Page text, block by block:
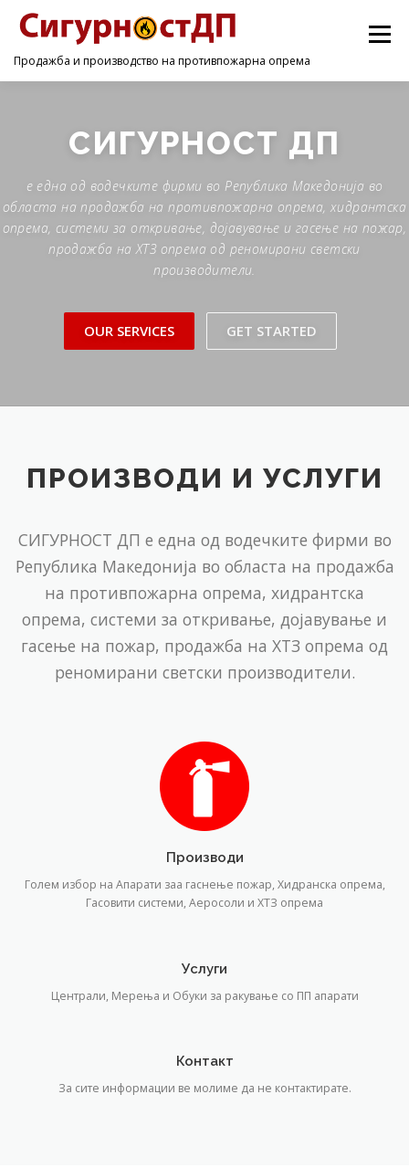
Продажба и производство на противпожарна опрема
Menu
СИГУРНОСТ ДП
е една од водечките фирми во Република Македонија во
областа на продажба на противпожарна опрема, хидрантска
опрема, системи за откривање, дојавување и гасење на пожар,
продажба на ХТЗ опрема од реномирани светски
производители.
OUR SERVICES GET STARTED
ПРОИЗВОДИ И УСЛУГИ
СИГУРНОСТ ДП е една од водечките фирми во
Република Македонија во областа на продажба
на противпожарна опрема, хидрантска
опрема, системи за откривање, дојавување и
гасење на пожар, продажба на ХТЗ опрема од
реномирани светски производители.
Производи
Голем избор на Апарати заа гаснење пожар, Хидранска опрема,
Гасовити системи, Аеросоли и ХТЗ опрема
Услуги
Централи, Мерења и Обуки за ракување со ПП апарати
Контакт
За сите информации ве молиме да не контактирате.